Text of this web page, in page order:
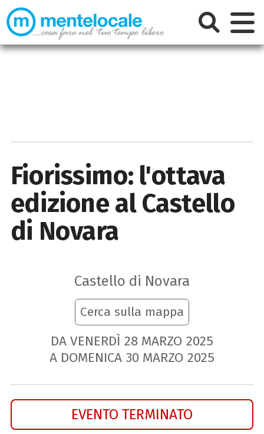
Fiorissimo: l'ottava
edizione al Castello
di Novara
Castello di Novara
Cerca sulla mappa
DA VENERDÌ 28 MARZO 2025
A DOMENICA 30 MARZO 2025
EVENTO TERMINATO